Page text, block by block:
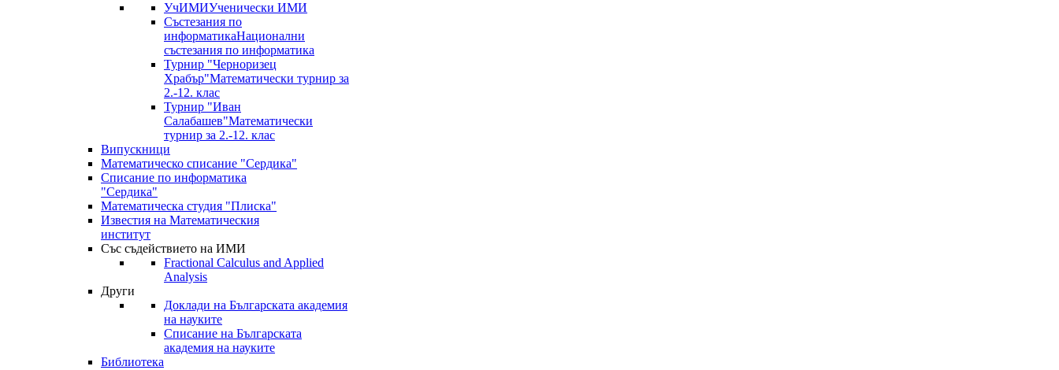
УчИМИУченически ИМИ
Състезания по
информатикаНационални
състезания по информатика
Турнир "Черноризец
Храбър"Математически турнир за
2.-12. клас
Турнир "Иван
Салабашев"Математически
турнир за 2.-12. клас
Випускници
Математическо списание "Сердика"
Списание по информатика
"Сердика"
Математическа студия "Плиска"
Известия на Математическия
институт
Със съдействието на ИМИ
Fractional Calculus and Applied
Analysis
Други
Доклади на Българската академия
на науките
Списание на Българската
академия на науките
Библиотека